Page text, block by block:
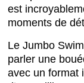
est
moments de
Le Jumbo
parler une
avec un format